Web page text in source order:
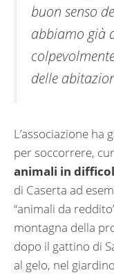
buon senso
abbiamo già
delle
L’associazione
per soccorrere,
animali in
di Caserta ad
“animali da
montagna della
dopo il gattino di
al gelo, nel